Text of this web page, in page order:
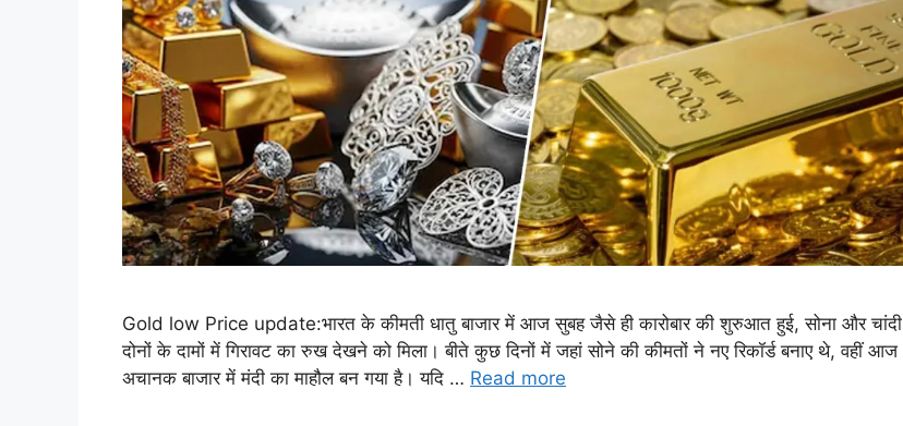
Gold low Price update:भारत के कीमती धातु बाजार में आज सुबह जैसे ही कारोबार की शुरुआत हुई, सोना और चांदी
दोनों के दामों में गिरावट का रुख देखने को मिला। बीते कुछ दिनों में जहां सोने की कीमतों ने नए रिकॉर्ड बनाए थे, वहीं आज
अचानक बाजार में मंदी का माहौल बन गया है। यदि … Read more